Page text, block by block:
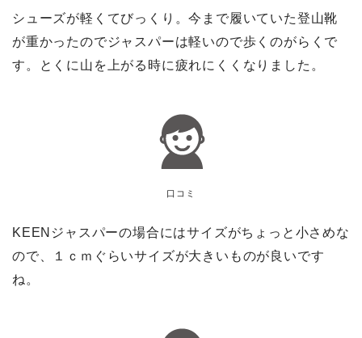
シューズが軽くてびっくり。今まで履いていた登山靴
が重かったのでジャスパーは軽いので歩くのがらくで
す。とくに山を上がる時に疲れにくくなりました。
口コミ
KEENジャスパーの場合にはサイズがちょっと小さめな
ので、１ｃｍぐらいサイズが大きいものが良いです
ね。